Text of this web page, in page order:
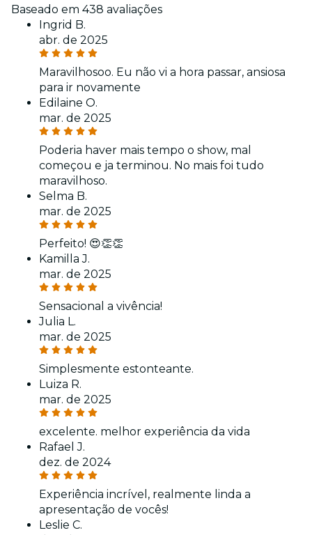
Baseado em 438 avaliações
Ingrid B.
abr. de 2025
Maravilhosoo. Eu não vi a hora passar, ansiosa
para ir novamente
Edilaine O.
mar. de 2025
Poderia haver mais tempo o show, mal
começou e ja terminou. No mais foi tudo
maravilhoso.
Selma B.
mar. de 2025
Perfeito! 😍👏👏
Kamilla J.
mar. de 2025
Sensacional a vivência!
Julia L.
mar. de 2025
Simplesmente estonteante.
Luiza R.
mar. de 2025
excelente. melhor experiência da vida
Rafael J.
dez. de 2024
Experiência incrível, realmente linda a
apresentação de vocês!
Leslie C.